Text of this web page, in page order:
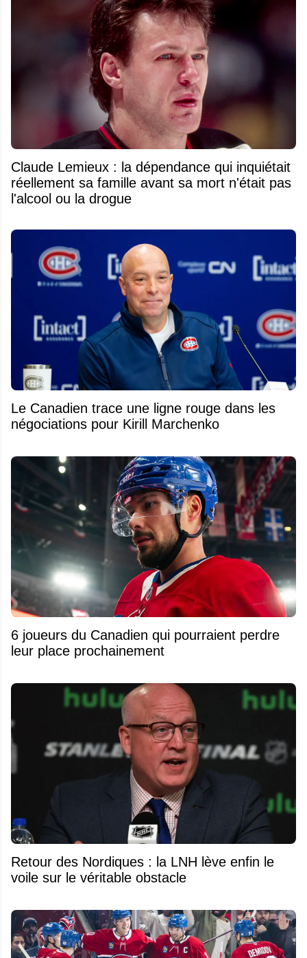
Claude Lemieux : la dépendance qui inquiétait
réellement sa famille avant sa mort n'était pas
l'alcool ou la drogue
Le Canadien trace une ligne rouge dans les
négociations pour Kirill Marchenko
6 joueurs du Canadien qui pourraient perdre
leur place prochainement
Retour des Nordiques : la LNH lève enfin le
voile sur le véritable obstacle